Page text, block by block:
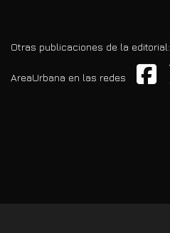
Otras publicaciones de la editorial:
AreaUrbana en las redes